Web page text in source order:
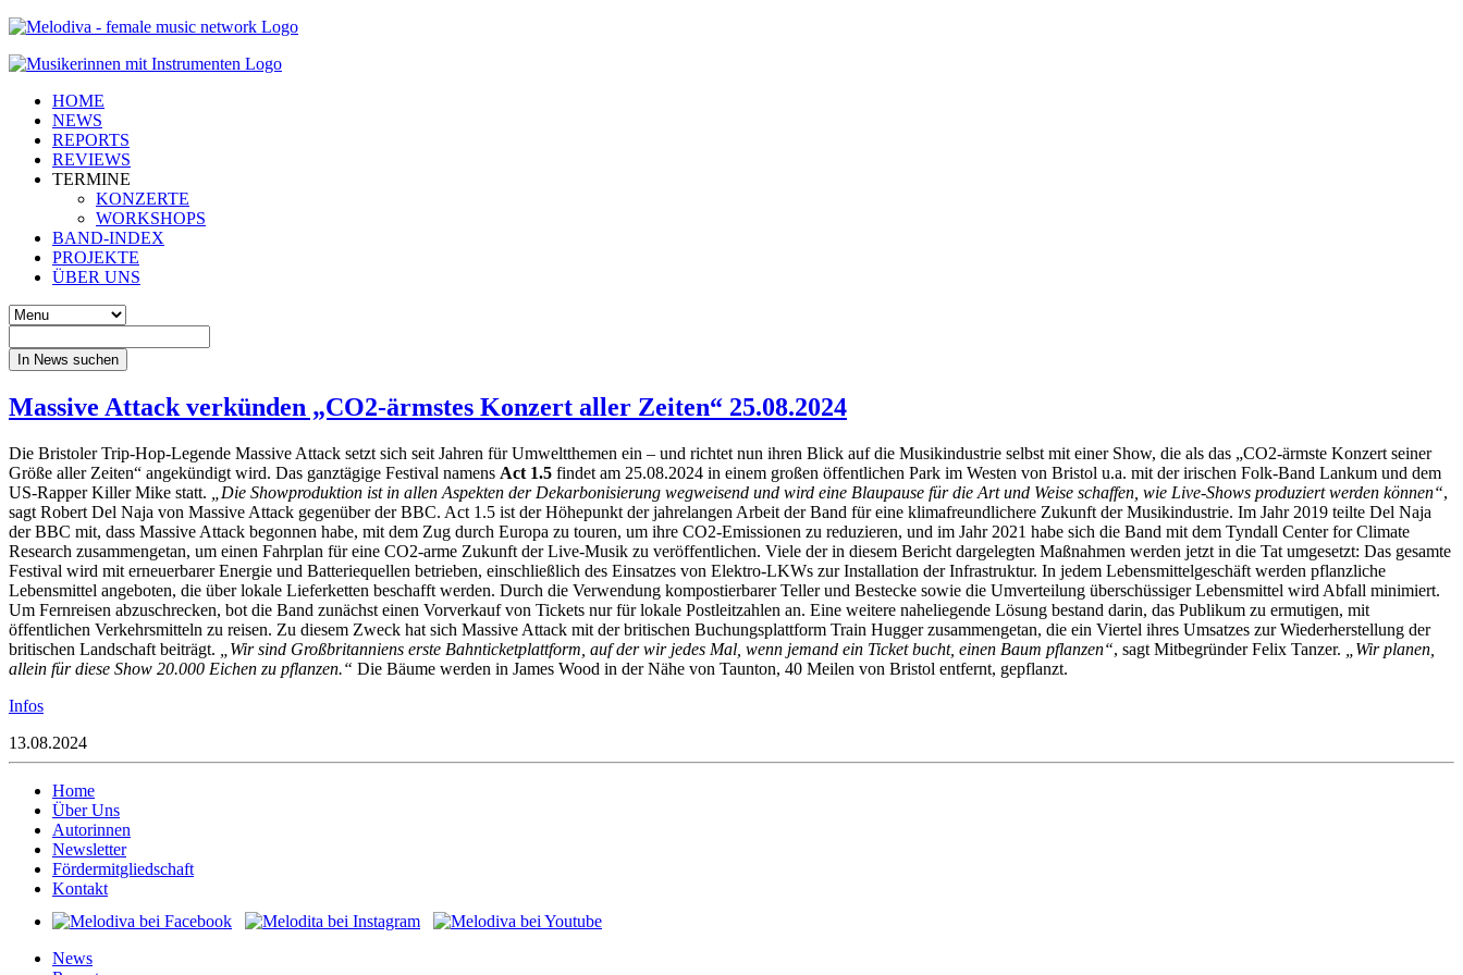
HOME
NEWS
REPORTS
REVIEWS
TERMINE
KONZERTE
WORKSHOPS
BAND-INDEX
PROJEKTE
ÜBER UNS
In News suchen
Massive Attack verkünden „CO2-ärmstes Konzert aller Zeiten“ 25.08.2024
Die Bristoler Trip-Hop-Legende Massive Attack setzt sich seit Jahren für Umweltthemen ein – und richtet nun ihren Blick auf die Musikindustrie selbst mit einer Show, die als das „CO2-ärmste Konzert seiner
Größe aller Zeiten“ angekündigt wird. Das ganztägige Festival namens Act 1.5 findet am 25.08.2024 in einem großen öffentlichen Park im Westen von Bristol u.a. mit der irischen Folk-Band Lankum und dem
US-Rapper Killer Mike statt.
„Die Showproduktion ist in allen Aspekten der Dekarbonisierung wegweisend und wird eine Blaupause für die Art und Weise schaffen, wie Live-Shows produziert werden können“,
sagt Robert Del Naja von Massive Attack gegenüber der BBC. Act 1.5 ist der Höhepunkt der jahrelangen Arbeit der Band für eine klimafreundlichere Zukunft der Musikindustrie. Im Jahr 2019 teilte Del Naja
der BBC mit, dass Massive Attack begonnen habe, mit dem Zug durch Europa zu touren, um ihre CO2-Emissionen zu reduzieren, und im Jahr 2021 habe sich die Band mit dem Tyndall Center for Climate
Research zusammengetan, um einen Fahrplan für eine CO2-arme Zukunft der Live-Musik zu veröffentlichen. Viele der in diesem Bericht dargelegten Maßnahmen werden jetzt in die Tat umgesetzt: Das gesamte
Festival wird mit erneuerbarer Energie und Batteriequellen betrieben, einschließlich des Einsatzes von Elektro-LKWs zur Installation der Infrastruktur. In jedem Lebensmittelgeschäft werden pflanzliche
Lebensmittel angeboten, die über lokale Lieferketten beschafft werden. Durch die Verwendung kompostierbarer Teller und Bestecke sowie die Umverteilung überschüssiger Lebensmittel wird Abfall minimiert.
Um Fernreisen abzuschrecken, bot die Band zunächst einen Vorverkauf von Tickets nur für lokale Postleitzahlen an. Eine weitere naheliegende Lösung bestand darin, das Publikum zu ermutigen, mit
öffentlichen Verkehrsmitteln zu reisen. Zu diesem Zweck hat sich Massive Attack mit der britischen Buchungsplattform Train Hugger zusammengetan, die ein Viertel ihres Umsatzes zur Wiederherstellung der
britischen Landschaft beiträgt.
„Wir sind Großbritanniens erste Bahnticketplattform, auf der wir jedes Mal, wenn jemand ein Ticket bucht, einen Baum pflanzen“, sagt Mitbegründer Felix Tanzer.
„Wir planen,
allein für diese Show 20.000 Eichen zu pflanzen.“ Die Bäume werden in James Wood in der Nähe von Taunton, 40 Meilen von Bristol entfernt, gepflanzt.
Infos
13.08.2024
Home
Über Uns
Autorinnen
Newsletter
Fördermitgliedschaft
Kontakt
News